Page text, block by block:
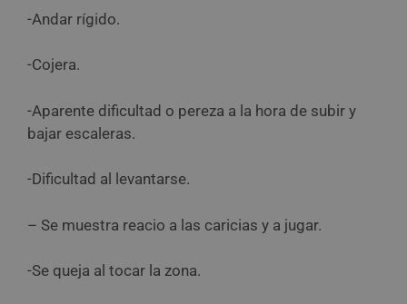
-Andar rígido.
-Cojera.
-Aparente dificultad o pereza a la hora de subir y
bajar escaleras.
-Dificultad al levantarse.
– Se muestra reacio a las caricias y a jugar.
-Se queja al tocar la zona.